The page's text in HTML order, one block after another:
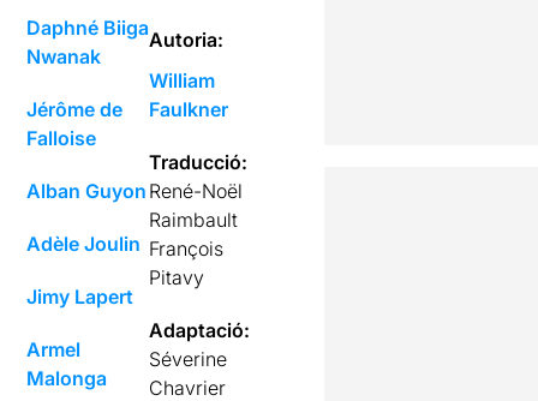
Daphné Biiga
Nwanak
Jérôme de
Falloise
Alban Guyon
Adèle Joulin
Jimy Lapert
Armel
Malonga
Autoria:
William
Faulkner
Traducció:
René-Noël
Raimbault
François
Pitavy
Adaptació:
Séverine
Chavrier